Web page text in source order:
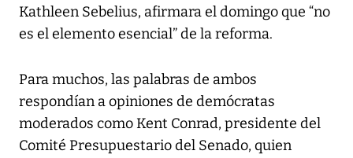
Kathleen Sebelius, afirmara el domingo que “no
es el elemento esencial” de la reforma.
Para muchos, las palabras de ambos
respondían a opiniones de demócratas
moderados como Kent Conrad, presidente del
Comité Presupuestario del Senado, quien